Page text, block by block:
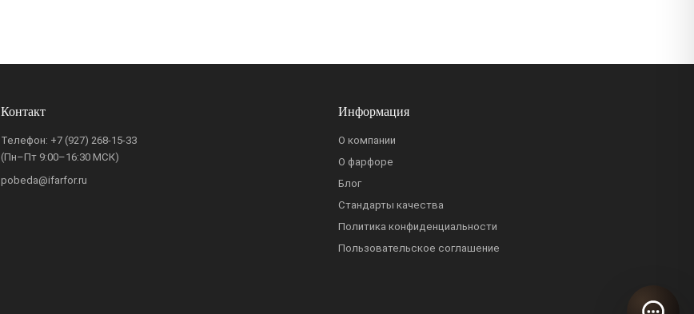
Контакт
Телефон: +7 (927) 268-15-33
(Пн–Пт 9:00–16:30 МСК)
pobeda@ifarfor.ru
Информация
О компании
О фарфоре
Блог
Стандарты качества
Политика конфиденциальности
Пользовательское соглашение